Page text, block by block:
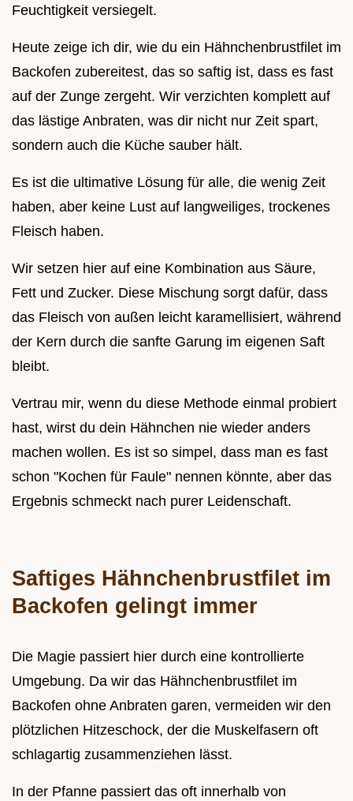
Feuchtigkeit versiegelt.
Heute zeige ich dir, wie du ein Hähnchenbrustfilet im
Backofen zubereitest, das so saftig ist, dass es fast
auf der Zunge zergeht. Wir verzichten komplett auf
das lästige Anbraten, was dir nicht nur Zeit spart,
sondern auch die Küche sauber hält.
Es ist die ultimative Lösung für alle, die wenig Zeit
haben, aber keine Lust auf langweiliges, trockenes
Fleisch haben.
Wir setzen hier auf eine Kombination aus Säure,
Fett und Zucker. Diese Mischung sorgt dafür, dass
das Fleisch von außen leicht karamellisiert, während
der Kern durch die sanfte Garung im eigenen Saft
bleibt.
Vertrau mir, wenn du diese Methode einmal probiert
hast, wirst du dein Hähnchen nie wieder anders
machen wollen. Es ist so simpel, dass man es fast
schon "Kochen für Faule" nennen könnte, aber das
Ergebnis schmeckt nach purer Leidenschaft.
Saftiges Hähnchenbrustfilet im
Backofen gelingt immer
Die Magie passiert hier durch eine kontrollierte
Umgebung. Da wir das Hähnchenbrustfilet im
Backofen ohne Anbraten garen, vermeiden wir den
plötzlichen Hitzeschock, der die Muskelfasern oft
schlagartig zusammenziehen lässt.
In der Pfanne passiert das oft innerhalb von